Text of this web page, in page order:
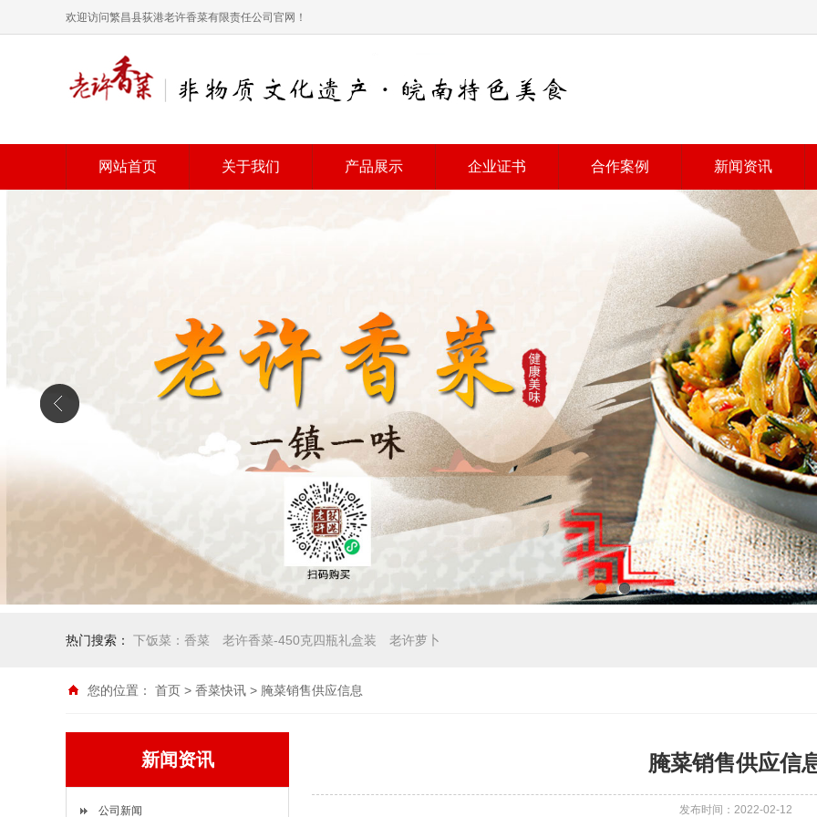
欢迎访问繁昌县荻港老许香菜有限责任公司官网！
网站首页 关于我们 产品展示 企业证书 合作案例 新闻资讯
1 2
热门搜索： 下饭菜：香菜 老许香菜-450克四瓶礼盒装 老许萝卜
您的位置： 首页 > 香菜快讯 > 腌菜销售供应信息
新闻资讯
公司新闻
腌菜销售供应信
发布时间：2022-02-12